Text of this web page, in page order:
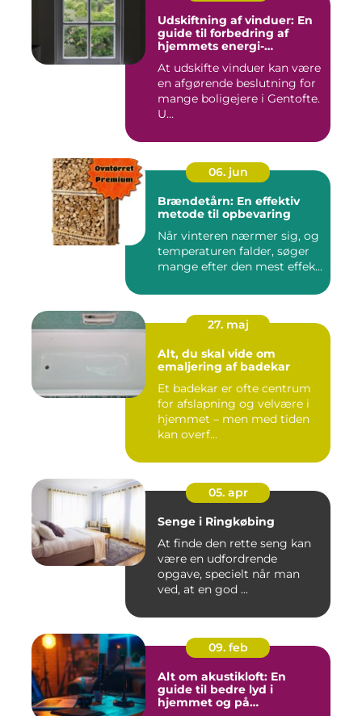
Udskiftning af vinduer: En
guide til forbedring af
hjemmets energi-
At udskifte vinduer kan være
en afgørende beslutning for
mange boligejere i Gentofte.
U...
06. jun
Brændetårn: En effektiv
metode til opbevaring
Når vinteren nærmer sig, og
temperaturen falder, søger
mange efter den mest effek...
27. maj
Alt, du skal vide om
emaljering af badekar
Et badekar er ofte centrum
for afslapning og velvære i
hjemmet – men med tiden
kan overf...
05. apr
Senge i Ringkøbing
At finde den rette seng kan
være en udfordrende
opgave, specielt når man
ved, at en god ...
09. feb
Alt om akustikloft: En
guide til bedre lyd i
hjemmet og på